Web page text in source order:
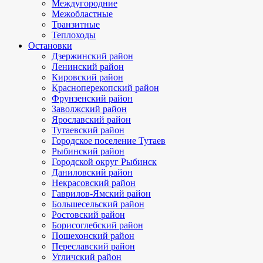
Междугородние
Межобластные
Транзитные
Теплоходы
Остановки
Дзержинский район
Ленинский район
Кировский район
Красноперекопский район
Фрунзенский район
Заволжский район
Ярославский район
Тутаевский район
Городское поселение Тутаев
Рыбинский район
Городской округ Рыбинск
Даниловский район
Некрасовский район
Гаврилов-Ямский район
Большесельский район
Ростовский район
Борисоглебский район
Пошехонский район
Переславский район
Угличский район